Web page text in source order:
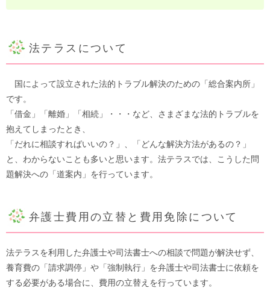
法テラスについて
国によって設立された法的トラブル解決のための「総合案内所」
です。
「借金」「離婚」「相続」・・・など、さまざまな法的トラブルを
抱えてしまったとき、
「だれに相談すればいいの？」、「どんな解決方法があるの？」
と、わからないことも多いと思います。法テラスでは、こうした問
題解決への「道案内」を行っています。
弁護士費用の立替と費用免除について
法テラスを利用した弁護士や司法書士への相談で問題が解決せず、
養育費の「請求調停」や「強制執行」を弁護士や司法書士に依頼を
する必要がある場合に、費用の立替えを行っています。